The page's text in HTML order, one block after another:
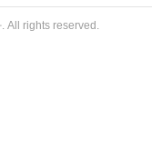
All rights reserved.